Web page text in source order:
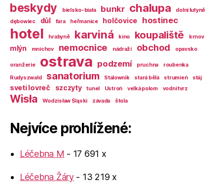
beskydy bielsko-biała bunkr chalupa
dolní lutyně
dębowiec
důl fara heřmanice holčovice hostinec
hotel hrabyně karviná kino koupaliště krnov
mlýn mnichov nemocnice nádraží obchod opavsko
oranžerie ostrava podzemí pruchna
roubenka
Rudyszwałd
sanatorium Stalownik stará bělá strumień stáj
sveti lovreč szczyty tunel Ustroń velká polom vodní tvrz
Wisła Wodzisław Śląski závada štola
Nejvíce prohlížené:
Léčebna M - 17 691 x
Léčebna Žáry- 13 219 x